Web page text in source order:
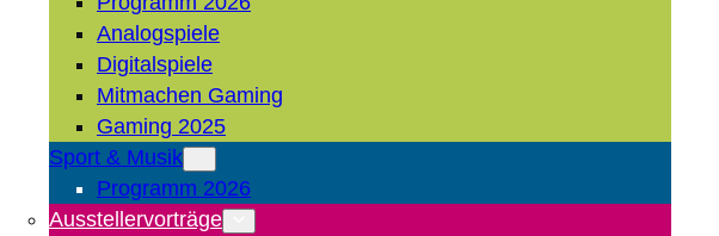
Analogspiele
Digitalspiele
Mitmachen Gaming
Gaming 2025
Sport & Musik
Programm 2026
Ausstellervorträge